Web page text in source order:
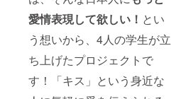
愛情表現して欲しい！ とい
う想いから、4人の学生が立
ち上げたプロジェクトで
す！「キス」という身近な